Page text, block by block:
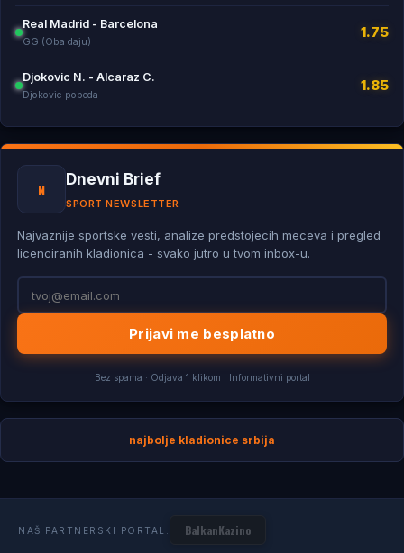
Real Madrid - Barcelona
GG (Oba daju)
1.75
Djokovic N. - Alcaraz C.
Djokovic pobeda
1.85
N
Dnevni Brief
SPORT NEWSLETTER
Najvaznije sportske vesti, analize predstojecih meceva i pregled
licenciranih kladionica - svako jutro u tvom inbox-u.
Prijavi me besplatno
Bez spama · Odjava 1 klikom · Informativni portal
najbolje kladionice srbija
NAŠ PARTNERSKI PORTAL: BalkanKazino